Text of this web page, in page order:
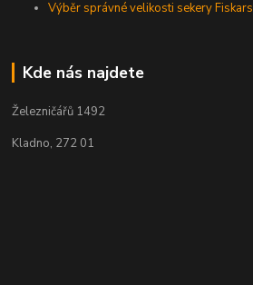
Výběr správné velikosti sekery Fiskars
Kde nás najdete
Železničářů 1492
Kladno, 272 01